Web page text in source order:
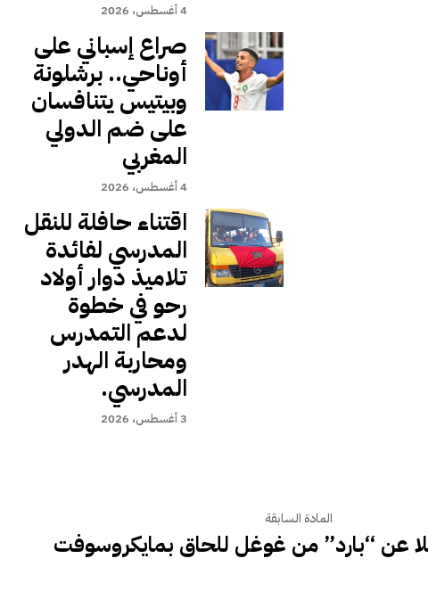
4 أغسطس، 2026
صراع إسباني على
أوناحي.. برشلونة
وبيتيس يتنافسان
على ضم الدولي
المغربي
4 أغسطس، 2026
اقتناء حافلة للنقل
المدرسي لفائدة
تلاميذ دوار أولاد
رحو في خطوة
لدعم التمدرس
ومحاربة الهدر
المدرسي.
3 أغسطس، 2026
المادة السابقة
عن “بارد” من غوغل للحاق بمايكروسوفت